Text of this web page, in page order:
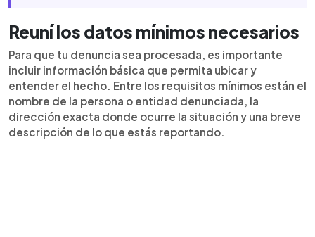
Reuní los datos mínimos necesarios
Para que tu denuncia sea procesada, es importante
incluir información básica que permita ubicar y
entender el hecho. Entre los requisitos mínimos están el
nombre de la persona o entidad denunciada, la
dirección exacta donde ocurre la situación y una breve
descripción de lo que estás reportando.